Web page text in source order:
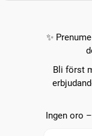
✨
Bli först
Ingen oro